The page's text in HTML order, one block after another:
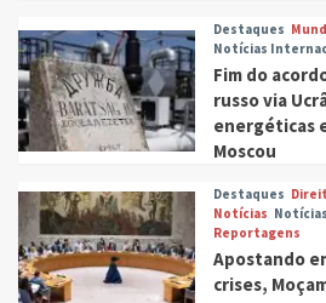
Destaques
Notícias
Fim do
russo via
energéticas
Moscou
Destaques
Notícias
Reportagens
Apostando
crises,